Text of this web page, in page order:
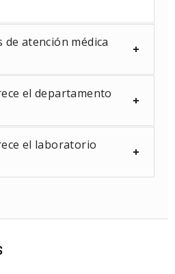
de atención médica
el departamento
el laboratorio